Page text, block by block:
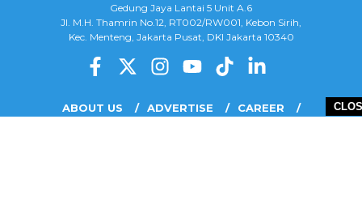
Gedung Jaya Lantai 5 Unit A.6
Jl. M.H. Thamrin No.12, RT002/RW001, Kebon Sirih,
Kec. Menteng, Jakarta Pusat, DKI Jakarta 10340
ABOUT US ADVERTISE
CAREER